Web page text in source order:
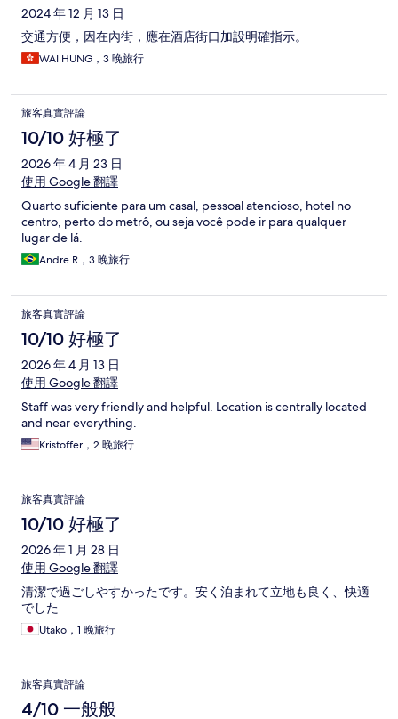
2024 年 12 月 13 日
交通方便，因在內街，應在酒店街口加設明確指示。
WAI HUNG，3 晚旅行
旅客真實評論
10/10 好極了
2026 年 4 月 23 日
使用 Google 翻譯
Quarto suficiente para um casal, pessoal atencioso, hotel no
centro, perto do metrô, ou seja você pode ir para qualquer
lugar de lá.
Andre R，3 晚旅行
旅客真實評論
10/10 好極了
2026 年 4 月 13 日
使用 Google 翻譯
Staff was very friendly and helpful. Location is centrally located
and near everything.
Kristoffer，2 晚旅行
旅客真實評論
10/10 好極了
2026 年 1 月 28 日
使用 Google 翻譯
清潔で過ごしやすかったです。安く泊まれて立地も良く、快適
でした
Utako，1 晚旅行
旅客真實評論
4/10 一般般